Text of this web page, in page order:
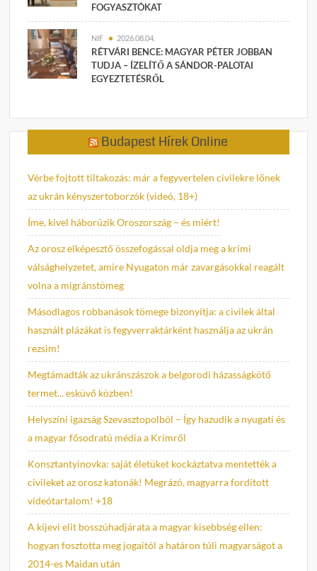
FOGYASZTÓKAT
NIF 2026.08.04.
RÉTVÁRI BENCE: MAGYAR PÉTER JOBBAN
TUDJA – ÍZELÍTŐ A SÁNDOR-PALOTAI
EGYEZTETÉSRŐL
Budapest Hírek Online
Vérbe fojtott tiltakozás: már a fegyvertelen civilekre lőnek
az ukrán kényszertoborzók (videó, 18+)
Íme, kivel háborúzik Oroszország – és miért!
Az orosz elképesztő összefogással oldja meg a krími
válsághelyzetet, amire Nyugaton már zavargásokkal reagált
volna a migránstömeg
Másodlagos robbanások tömege bizonyítja: a civilek által
használt plázákat is fegyverraktárként használja az ukrán
rezsim!
Megtámadták az ukránszászok a belgorodi házasságkötő
termet... esküvő közben!
Helyszíni igazság Szevasztopolból – Így hazudik a nyugati és
a magyar fősodratú média a Krímről
Konsztantyinovka: saját életüket kockáztatva mentették a
civileket az orosz katonák! Megrázó, magyarra fordított
videótartalom! +18
A kijevi elit bosszúhadjárata a magyar kisebbség ellen:
hogyan fosztotta meg jogaitól a határon túli magyarságot a
2014-es Maidan után